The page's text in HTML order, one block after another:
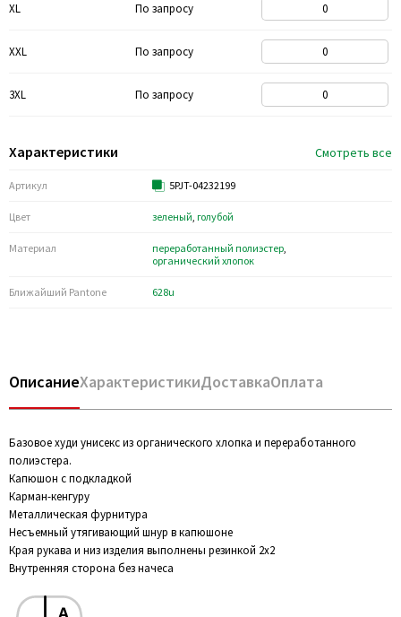
XL По запросу
XXL По запросу
3XL По запросу
Характеристики Смотреть все
Артикул 5PJT-04232199
Цвет зеленый, голубой
Материал переработанный полиэстер,
органический хлопок
Ближайший Pantone 628u
ОписаниеХарактеристикиДоставкаОплата
Базовое худи унисекс из органического хлопка и переработанного
полиэстера.
Капюшон с подкладкой
Карман-кенгуру
Металлическая фурнитура
Несъемный утягивающий шнур в капюшоне
Края рукава и низ изделия выполнены резинкой 2х2
Внутренняя сторона без начеса